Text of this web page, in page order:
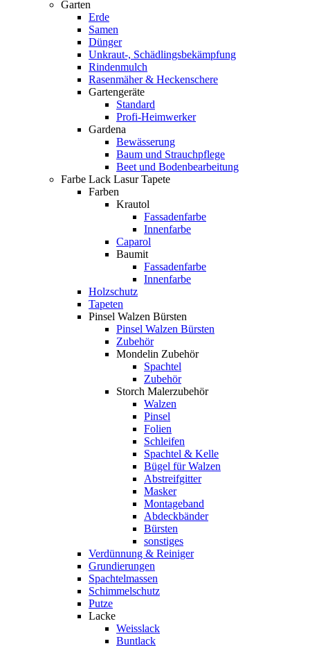
Garten
Erde
Samen
Dünger
Unkraut-, Schädlingsbekämpfung
Rindenmulch
Rasenmäher & Heckenschere
Gartengeräte
Standard
Profi-Heimwerker
Gardena
Bewässerung
Baum und Strauchpflege
Beet und Bodenbearbeitung
Farbe Lack Lasur Tapete
Farben
Krautol
Fassadenfarbe
Innenfarbe
Caparol
Baumit
Fassadenfarbe
Innenfarbe
Holzschutz
Tapeten
Pinsel Walzen Bürsten
Pinsel Walzen Bürsten
Zubehör
Mondelin Zubehör
Spachtel
Zubehör
Storch Malerzubehör
Walzen
Pinsel
Folien
Schleifen
Spachtel & Kelle
Bügel für Walzen
Abstreifgitter
Masker
Montageband
Abdeckbänder
Bürsten
sonstiges
Verdünnung & Reiniger
Grundierungen
Spachtelmassen
Schimmelschutz
Putze
Lacke
Weisslack
Buntlack